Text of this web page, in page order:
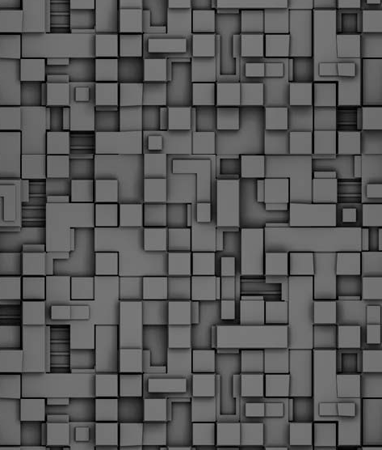
χρόνια! Και βέβαια, ακόμη και με αυτές τις προσλήψεις, δεν
φτάνουμε ούτε τα 2/3 των Δημοτικών Αστυνομικών που
υπηρετούσαν το 2013 προ της κατάργησης της υπηρεσίας με
απόφαση του σημερινού πρωθυπουργού Κυριάκου Μητσοτάκη. Ας
είναι...
2
Δημοτική Αστυνομία Θεσσαλονίκης: Διμηνιαίος
απολογισμός ελέγχων τήρησης νομοθεσίας
Τον απολογισμό των δράσεων ελέγχου για τα ζώα συντροφιάς
κατά το δίμηνο Ιανουαρίου – Φεβρουαρίου 2026 παρουσιάζει η
Δημοτική Αστυνομία Θεσσαλονίκης, με στόχο την προστασία των
ζώων και την ομαλή συμβίωση στην πόλη.
FEB
18
ΣτΕ: Οριστική απόρριψη της επαναφοράς του 13ου
και 14ου μισθού για τους δημοσίους υπαλλήλους
Με την απόφαση αυτή, το ΣτΕ απορρίπτει οριστικά τις
αξιώσεις των δημοσίων υπαλλήλων για επαναφορά των
δώρων, επικυρώνοντας την τρέχουσα κατάσταση παρά τις
αντιδράσεις της ΑΔΕΔΥ
Το ΣτΕ απέρριψε οριστικά την προσφυγή της ΑΔΕΔΥ και ενός
εκπαιδευτικού για την επαναφορά των δώρων Χριστουγέννων,
Πάσχα και θερινής άδειας (13ος και 14ος μισθός) στους
εργαζόμενους του δημόσιου τομέα, κλείνοντας μια μακρά